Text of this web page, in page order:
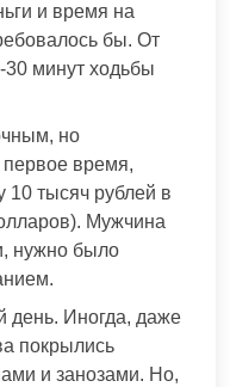
и время на
бы. От
минут ходьбы
но
время,
10 тысяч рублей в
Мужчина
нужно было
день. Иногда, даже
покрылись
и занозами. Но,